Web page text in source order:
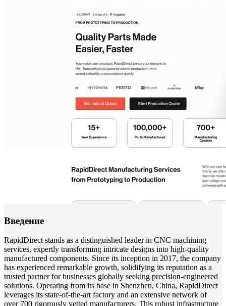
Введение
RapidDirect stands as a distinguished leader in CNC machining
services, expertly transforming intricate designs into high-quality
manufactured components. Since its inception in 2017, the company
has experienced remarkable growth, solidifying its reputation as a
trusted partner for businesses globally seeking precision-engineered
solutions. Operating from its base in Shenzhen, China, RapidDirect
leverages its state-of-the-art factory and an extensive network of
over 700 rigorously vetted manufacturers. This robust infrastructure